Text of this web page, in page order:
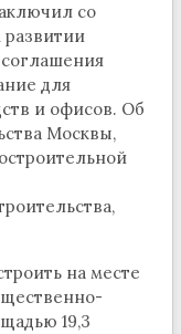
со
для
и офисов. Об
Москвы,
на месте
19,3